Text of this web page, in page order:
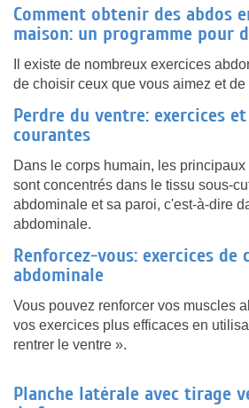
Comment obtenir des abdos
maison: un programme pour
Il existe de nombreux exercices
de choisir ceux que vous aimez et
Perdre du ventre: exercices
courantes
Dans le corps humain, les
sont concentrés dans le tissu sous-
abdominale et sa paroi, c'est-à-dire
abdominale.
Renforcez-vous: exercices de
abdominale
Vous pouvez renforcer vos muscles
vos exercices plus efficaces en
rentrer le ventre ».
Planche latérale avec tirage